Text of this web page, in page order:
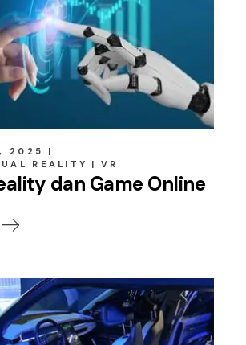
2025
REALITY VR
dan Game Online